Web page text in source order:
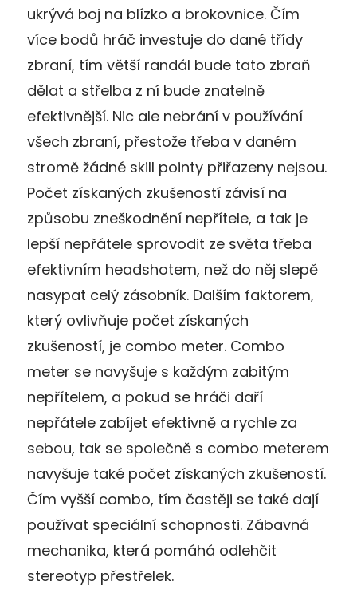
ukrývá boj na blízko a brokovnice. Čím
více bodů hráč investuje do dané třídy
zbraní, tím větší randál bude tato zbraň
dělat a střelba z ní bude znatelně
efektivnější. Nic ale nebrání v používání
všech zbraní, přestože třeba v daném
stromě žádné skill pointy přiřazeny nejsou.
Počet získaných zkušeností závisí na
způsobu zneškodnění nepřítele, a tak je
lepší nepřátele sprovodit ze světa třeba
efektivním headshotem, než do něj slepě
nasypat celý zásobník. Dalším faktorem,
který ovlivňuje počet získaných
zkušeností, je combo meter. Combo
meter se navyšuje s každým zabitým
nepřítelem, a pokud se hráči daří
nepřátele zabíjet efektivně a rychle za
sebou, tak se společně s combo meterem
navyšuje také počet získaných zkušeností.
Čím vyšší combo, tím častěji se také dají
používat speciální schopnosti. Zábavná
mechanika, která pomáhá odlehčit
stereotyp přestřelek.